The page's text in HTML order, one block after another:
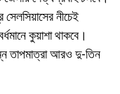
নীচেই
কুয়াশা থাকবে।
তাপমাত্রা আরও দু-তিন